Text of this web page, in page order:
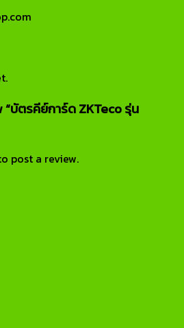
บัตรคีย์การ์ด ZKTeco รุ่น
post a review.